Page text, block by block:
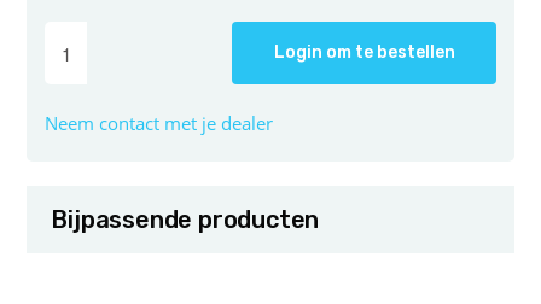
Login om te bestellen
Neem contact met je dealer
Bijpassende producten